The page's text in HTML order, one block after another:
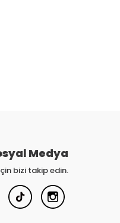
Medya
bizi takip edin.